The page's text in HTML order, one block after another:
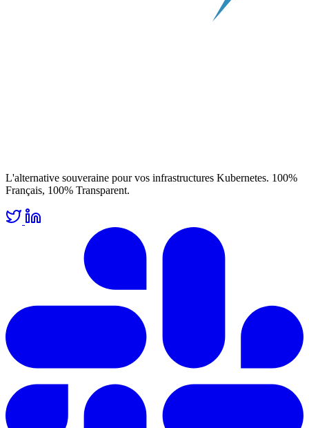
L'alternative souveraine pour vos infrastructures Kubernetes. 100%
Français, 100% Transparent.